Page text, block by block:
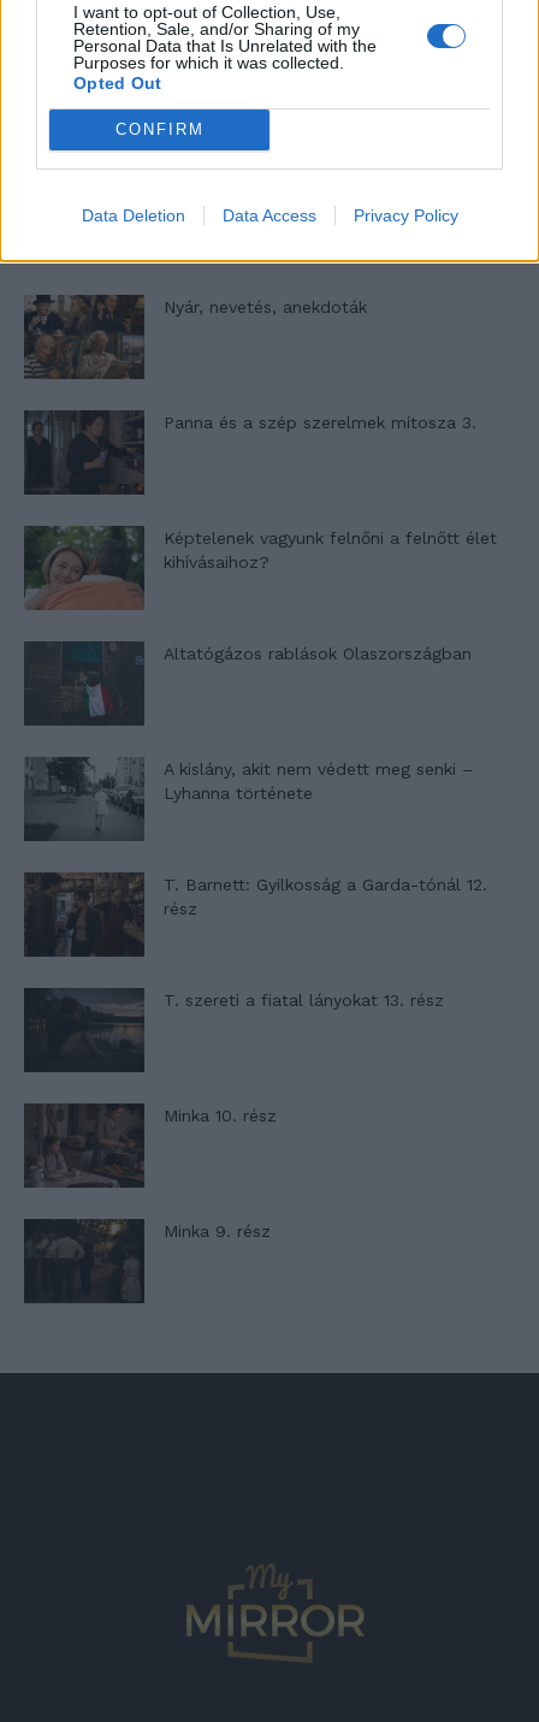
I want to opt-out of Collection, Use,
Retention, Sale, and/or Sharing of my
Personal Data that Is Unrelated with the
Purposes for which it was collected.
Opted Out
CONFIRM
Data Deletion Data Access Privacy Policy
Nyár, nevetés, anekdoták
Panna és a szép szerelmek mítosza 3.
Képtelenek vagyunk felnőni a felnőtt élet
kihívásaihoz?
Altatógázos rablások Olaszországban
A kislány, akit nem védett meg senki –
Lyhanna története
T. Barnett: Gyilkosság a Garda-tónál 12.
rész
T. szereti a fiatal lányokat 13. rész
Minka 10. rész
Minka 9. rész